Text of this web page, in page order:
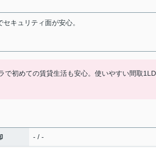
キュリティ面が安心。
初めての賃貸生活も安心。使いやすい間取
- / -